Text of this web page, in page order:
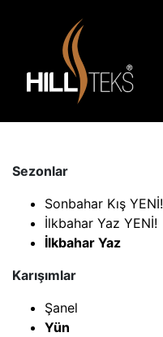
Sezonlar
Sonbahar Kış YENİ!
İlkbahar Yaz YENİ!
İlkbahar Yaz
Karışımlar
Şanel
Yün